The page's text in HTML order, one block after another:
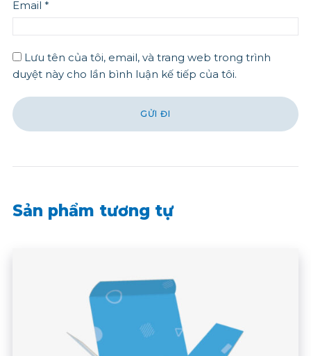
Email *
Lưu tên của tôi, email, và trang web trong trình
duyệt này cho lần bình luận kế tiếp của tôi.
Sản phẩm tương tự